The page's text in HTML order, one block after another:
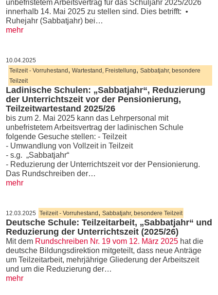
unbefristetem Arbeitsvertrag für das Schuljahr 2025/2026
innerhalb 14. Mai 2025 zu stellen sind. Dies betrifft: •
Ruhejahr (Sabbatjahr) bei…
mehr
10.04.2025
Teilzeit - Vorruhestand , Wartestand, Freistellung, Sabbatjahr, besondere
Teilzeit
Ladinische Schulen: „Sabbatjahr“, Reduzierung
der Unterrichtszeit vor der Pensionierung,
Teilzeitwartestand 2025/26
bis zum 2. Mai 2025 kann das Lehrpersonal mit
unbefristetem Arbeitsvertrag der ladinischen Schule
folgende Gesuche stellen: - Teilzeit
- Umwandlung von Vollzeit in Teilzeit
- s.g. „Sabbatjahr“
- Reduzierung der Unterrichtszeit vor der Pensionierung.
Das Rundschreiben der…
mehr
12.03.2025 Teilzeit - Vorruhestand , Sabbatjahr, besondere Teilzeit
Deutsche Schule: Teilzeitarbeit, „Sabbatjahr“ und
Reduzierung der Unterrichtszeit (2025/26)
Mit dem Rundschreiben Nr. 19 vom 12. März 2025 hat die
deutsche Bildungsdirektion mitgeteilt, dass neue Anträge
um Teilzeitarbeit, mehrjährige Gliederung der Arbeitszeit
und um die Reduzierung der…
mehr